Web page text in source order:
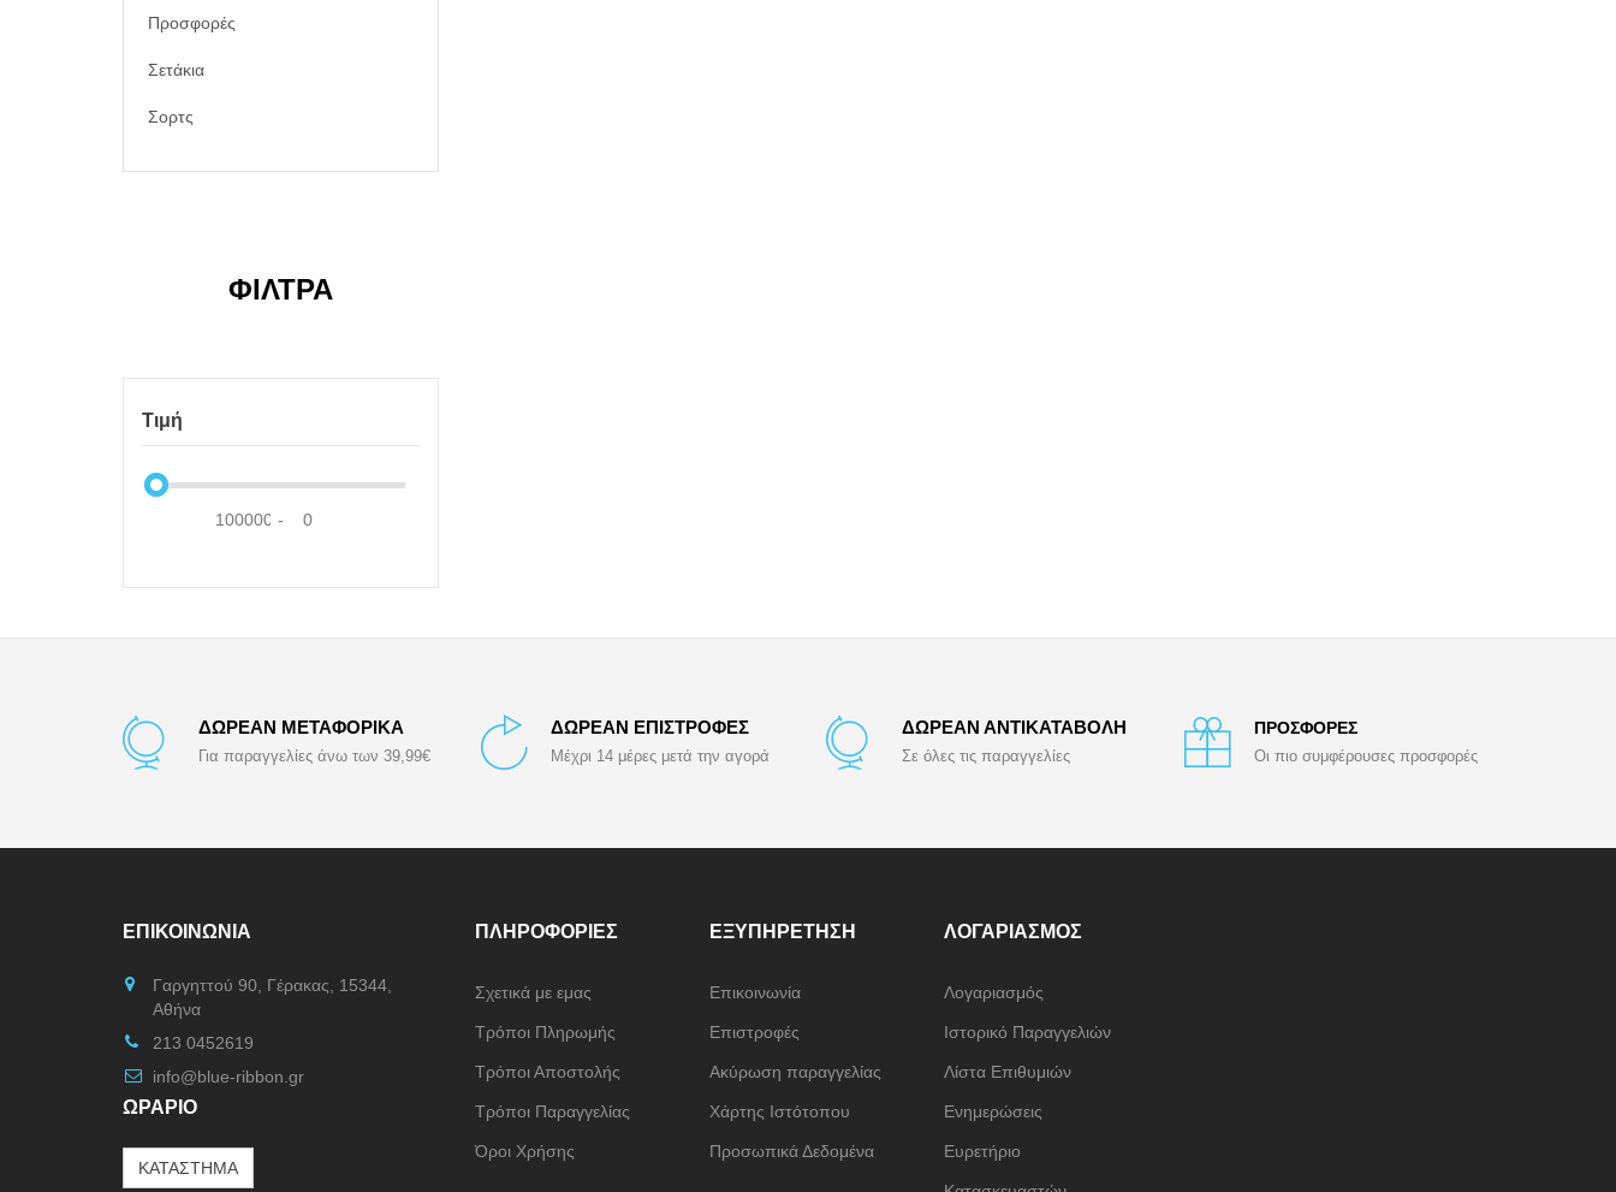
Προσφορές
Σετάκια
Σορτς
ΦΊΛΤΡΑ
Τιμή
-
ΔΩΡΕΑΝ ΜΕΤΑΦΟΡΙΚΑ
Για παραγγελίες άνω των 39,99€
ΔΩΡΕΑΝ ΕΠΙΣΤΡΟΦΕΣ
Μέχρι 14 μέρες μετά την αγορά
ΔΩΡΕΑΝ ΑΝΤΙΚΑΤΑΒΟΛΗ
Σε όλες τις παραγγελίες
ΠΡΟΣΦΟΡΕΣ
Οι πιο συμφέρουσες προσφορές
ΕΠΙΚΟΙΝΩΝΊΑ
Γαργηττού 90, Γέρακας, 15344,
Αθήνα
213 0452619
info@blue-ribbon.gr
ΩΡΑΡΙΟ
ΚΑΤΑΣΤΗΜΑ
ΠΛΗΡΟΦΟΡΊΕΣ
Σχετικά με εμας
Τρόποι Πληρωμής
Τρόποι Αποστολής
Τρόποι Παραγγελίας
Όροι Χρήσης
ΕΞΥΠΗΡΈΤΗΣΗ
Επικοινωνία
Επιστροφές
Ακύρωση παραγγελίας
Χάρτης Ιστότοπου
Προσωπικά Δεδομένα
ΛΟΓΑΡΙΑΣΜΌΣ
Λογαριασμός
Ιστορικό Παραγγελιών
Λίστα Επιθυμιών
Ενημερώσεις
Ευρετήριο